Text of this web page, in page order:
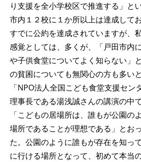
り支援を全小学校区で推進する」と
市内１２校に１か所以上は達成して
すでに公約を達成されていますが、
感覚としては、多くが、「戸田市内
や子供食堂についてよく知らない」
の貧困についても無関心の方も多い
「NPO法人全国こども食堂支援セン
理事長である湯浅誠さんの講演の中
「こどもの居場所は、誰もが公園の
場所であることが理想である」とお
た。公園のように誰もが存在を知っ
に行ける場所となって、初めて本当